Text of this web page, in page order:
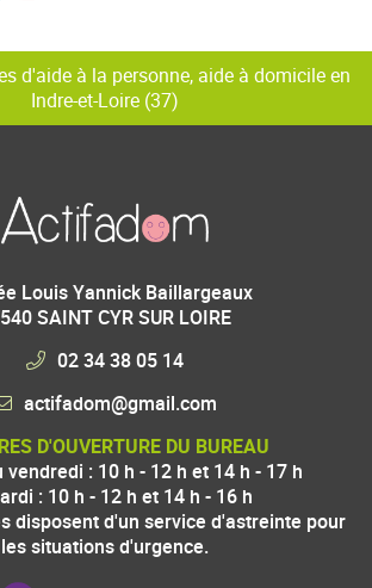
d'aide à la personne, aide à domicile en
Indre-et-Loire (37)
Louis Yannick Baillargeaux
SAINT CYR SUR LOIRE
02 34 38 05 14
D'OUVERTURE DU BUREAU
vendredi : 10 h - 12 h et 14 h - 17 h
: 10 h - 12 h et 14 h - 16 h
disposent d'un service d'astreinte pour
les situations d'urgence.